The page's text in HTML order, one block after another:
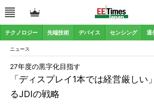
テクノロジー 先端技術 デバイス センシング 通
ニュース
「ディスプレイ1本では経営厳し
るJDIの戦略
27年度の黒字化目指す